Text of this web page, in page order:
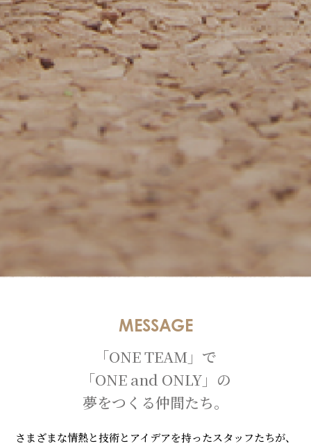
MESSAGE
「ONE TEAM」で
「ONE and ONLY」の
夢をつくる仲間たち。
さまざまな情熱と技術とアイデアを持ったスタッフたちが、